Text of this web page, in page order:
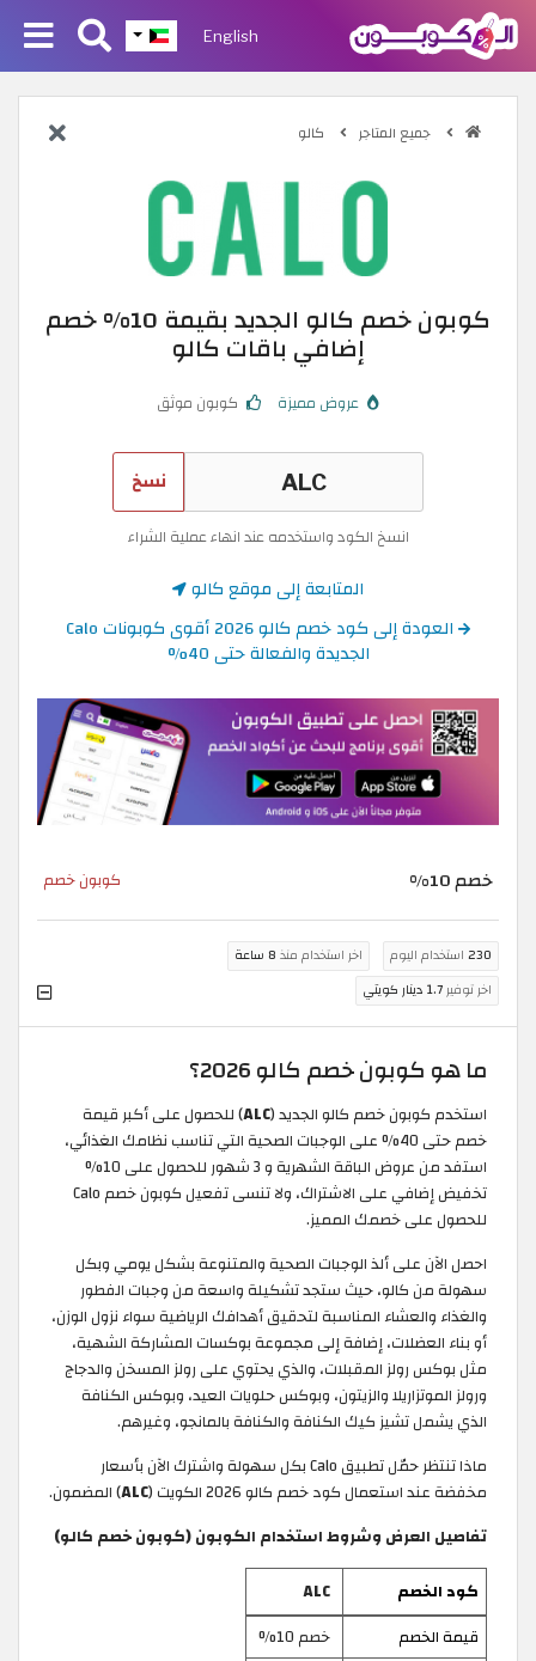
English
جميع المتاجر كالو
كوبون خصم كالو الجديد بقيمة 10% خصم
إضافي باقات كالو
عروض مميزة كوبون موثق
نسخ
انسخ الكود واستخدمه عند انهاء عملية الشراء
المتابعة إلى موقع كالو
العودة إلى كود خصم كالو 2026 أقوى كوبونات Calo
الجديدة والفعالة حتى 40%
خصم 10% كوبون خصم
230 استخدام اليوم اخر استخدام منذ 8 ساعة
اخر توفير1.7 دينار كويتي
ما هو كوبون خصم كالو 2026؟
استخدم كوبون خصم كالو الجديد (ALC) للحصول على أكبر قيمة
خصم حتى 40% على الوجبات الصحية التي تناسب نظامك الغذائي،
استفد من عروض الباقة الشهرية و 3 شهور للحصول على 10%
تخفيض إضافي على الاشتراك، ولا تنسى تفعيل كوبون خصم Calo
للحصول على خصمك المميز.
احصل الآن على ألذ الوجبات الصحية والمتنوعة بشكل يومي وبكل
سهولة من كالو، حيث ستجد تشكيلة واسعة من وجبات الفطور
والغذاء والعشاء المناسبة لتحقيق أهدافك الرياضية سواء نزول الوزن،
أو بناء العضلات، إضافة إلى مجموعة بوكسات المشاركة الشهية،
مثل بوكس رولز المقبلات، والذي يحتوي على رولز المسخن والدجاج
ورولز الموتزاريلا والزيتون، وبوكس حلويات العيد، وبوكس الكنافة
الذي يشمل تشيز كيك الكنافة والكنافة بالمانجو، وغيرهم.
ماذا تنتظر حمّل تطبيق Calo بكل سهولة واشترك الآن بأسعار
مخفضة عند استعمال كود خصم كالو 2026 الكويت (
ALC) المضمون.
تفاصيل العرض وشروط استخدام الكوبون (كوبون خصم كالو)
كود الخصم
ALC
قيمة الخصم
خصم 10%